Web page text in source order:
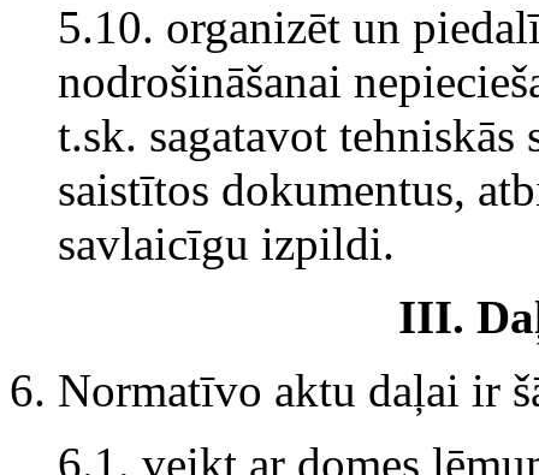
5.10. organizēt un
nodrošināšanai
t.sk. sagatavot
saistītos dokumentus,
savlaicīgu izpildi.
III.
6. Normatīvo aktu daļai ir
6.1. veikt ar domes